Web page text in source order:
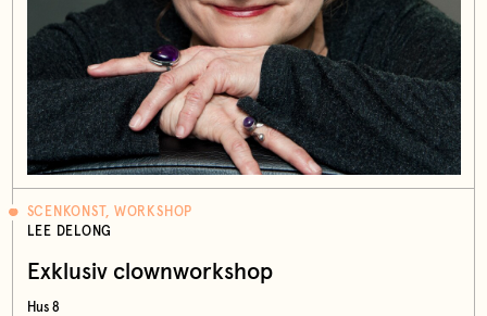
SCENKONST, WORKSHOP
LEE DELONG
Exklusiv clownworkshop
Hus 8